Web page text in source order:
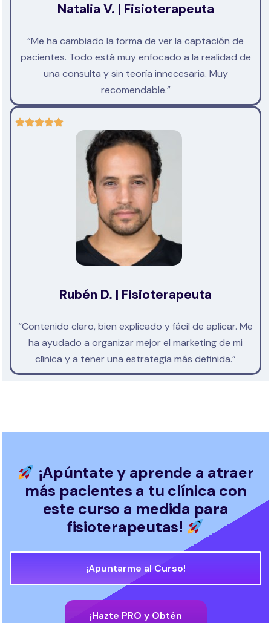
Natalia V. | Fisioterapeuta
“Me ha cambiado la forma de ver la captación de
pacientes. Todo está muy enfocado a la realidad de
una consulta y sin teoría innecesaria. Muy
recomendable.”
Rubén D. | Fisioterapeuta
“Contenido claro, bien explicado y fácil de aplicar. Me
ha ayudado a organizar mejor el marketing de mi
clínica y a tener una estrategia más definida.”
¡Apúntate y aprende a atraer
más pacientes a tu clínica con
este curso a medida para
fisioterapeutas!
¡Apuntarme al Curso!
¡Hazte PRO y Obtén